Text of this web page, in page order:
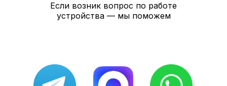
Если возник вопрос по работе
устройства — мы поможем